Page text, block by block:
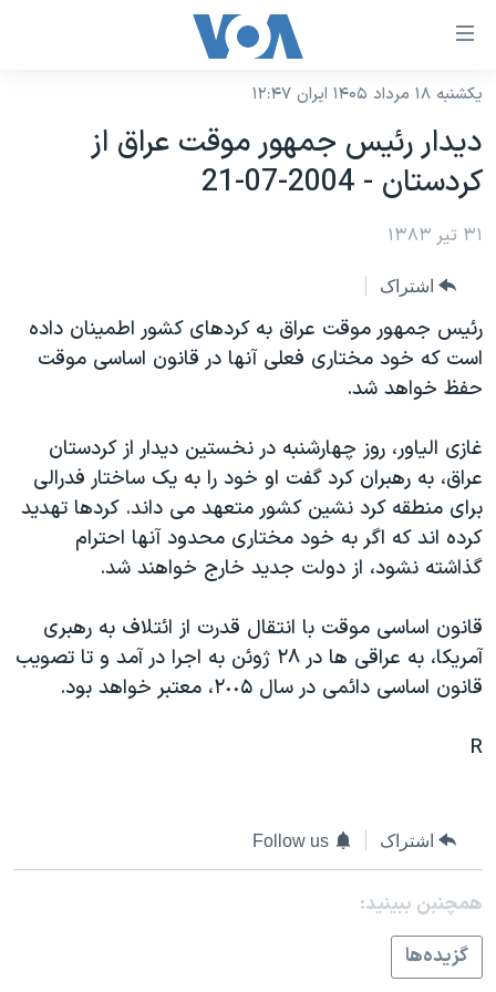
لینکهای
دسترسی
جهش
به
محتوای
اصلی
جهش
صفحه
اصلی
جهش
جستجو
نسخه سبک وب‌سایت
موضوع ها
ایران
آمریکا
ورزشی
گزیده‌ها
ویژه برنامه‌ها
ویدیوها
فرهنگ و زندگی
حقوق شهروندی
علم و فناوری
اسرائیل در جنگ
برنامه های تلویزیونی
جدول برنامه ها
صفحه‌های ویژه
جام جهانی ۲۰۲۶
عملیات خشم حماسی
۲۵۰سالگی آمریکا
بایگانی برنامه‌های تلویزیونی
مستندها
انتخابات ریاست جمهوری آمریکا ۲۰۲۴
رمز مهسا
ورزش زنان در ایران
دادگاه حمید نوری
چهل سال گروگان‌گیری
قانون شفافیت دارائی کادر رهبری ایران
اعتراضات مردمی آبان ۹۸
فرکانس‌های صدای آمریکا
پخش رادیویی
یادگیری زبان انگلیسی
دنبال کنید
زبانهای مختلف
یکشنبه ۱۸ مرداد ۱۴۰۵ ایران ۱۲:۴۷
ديدار رئيس جمهور موقت عراق از
کردستان - 2004-07-21
۳۱ تیر ۱۳۸۳
اشتراک
رئيس جمهور موقت عراق به کردهای کشور اطمينان داده
است که خود مختاری فعلی آنها در قانون اساسی موقت
حفظ خواهد شد.
غازی الياور، روز چهارشنبه در نخستين ديدار از کردستان
عراق، به رهبران کرد گفت او خود را به يک ساختار فدرالی
برای منطقه کرد نشين کشور متعهد می داند. کردها تهديد
کرده اند که اگر به خود مختاری محدود آنها احترام
گذاشته نشود، از دولت جديد خارج خواهند شد.
قانون اساسی موقت با انتقال قدرت از ائتلاف به رهبری
آمريکا، به عراقی ها در ٢۸ ژوئن به اجرا در آمد و تا تصويب
قانون اساسی دائمی در سال ٢٠٠۵، معتبر خواهد بود.
R
اشتراک Follow us
همچنبن ببینید:
گزيده‌ها